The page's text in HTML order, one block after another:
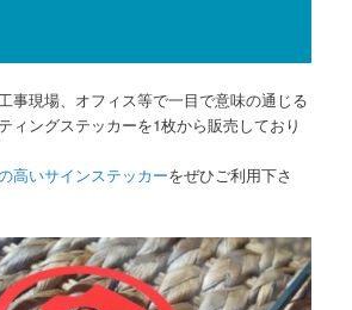
事現場、オフィス等で一目で意味の通じる
ィングステッカーを1枚から販売しており
高いサインステッカーをぜひご利用下さ